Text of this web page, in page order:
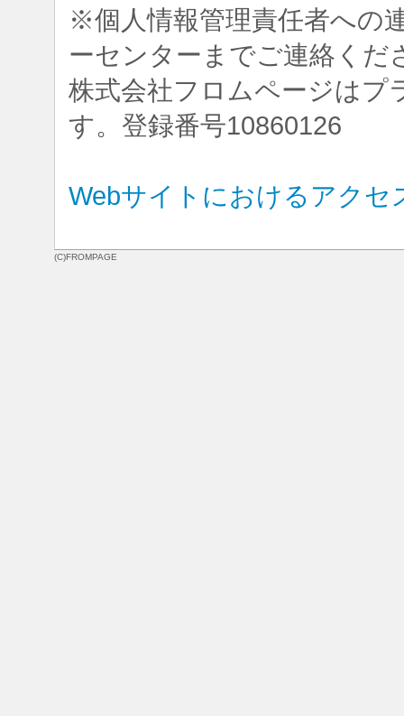
※個人情報管理責任者への
ーセンターまでご連絡くだ
株式会社フロムページはプ
す。登録番号10860126
Webサイトにおけるアクセ
(C)FROMPAGE